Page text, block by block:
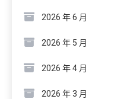
2026 年 6 月
2026 年 5 月
2026 年 4 月
2026 年 3 月